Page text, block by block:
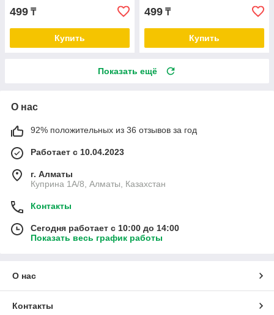
499 ₸
Купить
499 ₸
Купить
Показать ещё
О нас
92% положительных из 36 отзывов за год
Работает с 10.04.2023
г. Алматы
Куприна 1A/8, Алматы, Казахстан
Контакты
Сегодня работает с 10:00 до 14:00
Показать весь график работы
О нас
Контакты